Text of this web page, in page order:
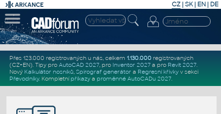
CZ | SK| EN | DE
Přes 123.000 registrovaných u nás, celkem 1.130.000registrovaných
(CZ+EN). Tipy pro AutoCAD 2027, pro Inventor 2027a pro Revit 2027.
Nový Kalkulátor nosníků, Spirograf generátor a Regresní křivkyv sekci
Převodníky. Kompletní příkazya proměnné AutoCADu 2027.